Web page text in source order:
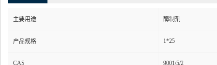
主要用途 酶制剂
产品规格 1*25
CAS 9001/5/2